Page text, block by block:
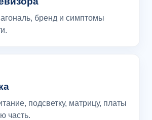
бренд и симптомы
подсветку, матрицу, платы
часть.